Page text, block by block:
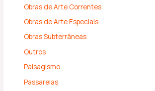
Obras de Arte Correntes
Obras de Arte Especiais
Obras Subterrâneas
Outros
Paisagismo
Passarelas